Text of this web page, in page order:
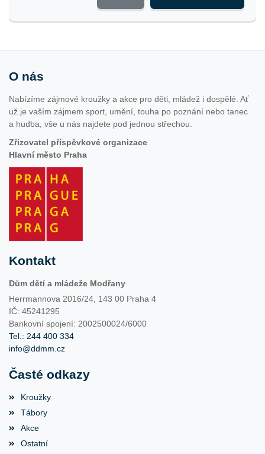
O nás
Nabízíme zájmové kroužky a akce pro děti, mládež i dospělé. Ať
už je vaším zájmem sport, umění, touha po poznání nebo tanec
a hudba, vše u nás najdete pod jednou střechou.
Zřizovatel příspěvkové organizace
Hlavní město Praha
Kontakt
Dům dětí a mládeže Modřany
Herrmannova 2016/24, 143 00 Praha 4
IČ: 45241295
Bankovní spojení: 2002500024/6000
Tel.: 244 400 334
info@ddmm.cz
Časté odkazy
Kroužky
Tábory
Akce
Ostatní